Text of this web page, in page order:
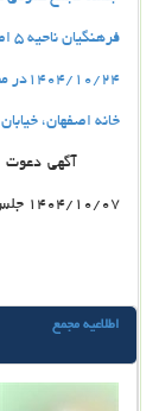
خانه اصفهان،
آگهی دعوت
1404/10/07 جلس
اطلاعیه مجمع